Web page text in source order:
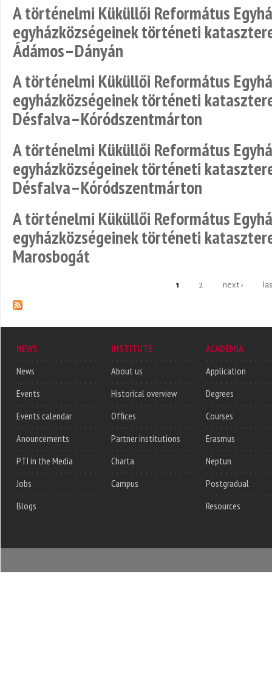
A történelmi Küküllői Református
egyházközségeinek történeti
Ádámos–Dányán
A történelmi Küküllői Református
egyházközségeinek történeti
Désfalva–Kóródszentmárton
A történelmi Küküllői Református
egyházközségeinek történeti
Désfalva–Kóródszentmárton
A történelmi Küküllői Református
egyházközségeinek történeti
Marosbogát
1 2 next ›
NEWS
News
Events
Events calendar
Anouncements
PTI in the Media
Jobs
Blogs
INSTITUTE
About us
Historical overview
Offices
Partner institutions
Charta
Campus
ACADEMIA
Application
Degrees
Courses
Erasmus
Neptun
Postgradual
Resources